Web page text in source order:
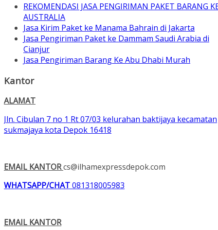
REKOMENDASI JASA PENGIRIMAN PAKET BARANG
AUSTRALIA
Jasa Kirim Paket ke Manama Bahrain di Jakarta
Jasa Pengiriman Paket ke Dammam Saudi Arabia di
Cianjur
Jasa Pengiriman Barang Ke Abu Dhabi Murah
Kantor
ALAMAT
Jln. Cibulan 7 no 1 Rt 07/03 kelurahan baktijaya kecamatan
sukmajaya kota Depok 16418
EMAIL KANTORcs@ilhamexpressdepok.com
WHATSAPP/CHAT081318005983
EMAIL KANTOR